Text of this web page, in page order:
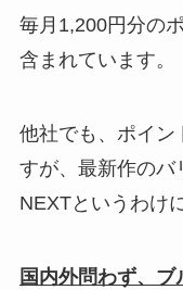
毎月1,200円分の
含まれています。
他社でも、ポイン
すが、最新作のバ
NEXTというわけ
国内外問わず、ブ